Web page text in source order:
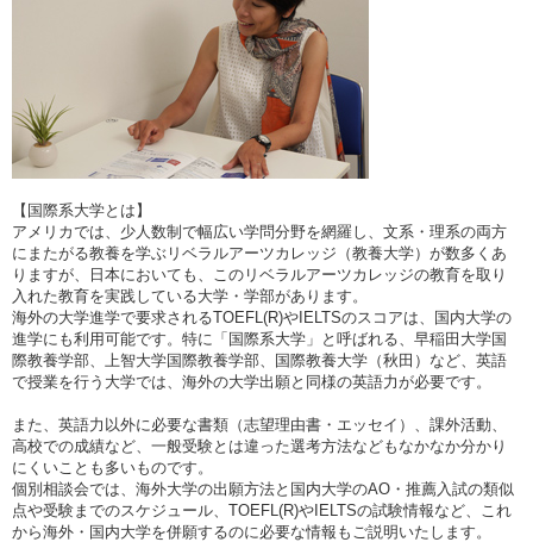
【国際系大学とは】
アメリカでは、少人数制で幅広い学問分野を網羅し、文系・理系の両方
にまたがる教養を学ぶリベラルアーツカレッジ（教養大学）が数多くあ
りますが、日本においても、このリベラルアーツカレッジの教育を取り
入れた教育を実践している大学・学部があります。
海外の大学進学で要求されるTOEFL(R)やIELTSのスコアは、国内大学の
進学にも利用可能です。特に「国際系大学」と呼ばれる、早稲田大学国
際教養学部、上智大学国際教養学部、国際教養大学（秋田）など、英語
で授業を行う大学では、海外の大学出願と同様の英語力が必要です。
また、英語力以外に必要な書類（志望理由書・エッセイ）、課外活動、
高校での成績など、一般受験とは違った選考方法などもなかなか分かり
にくいことも多いものです。
個別相談会では、海外大学の出願方法と国内大学のAO・推薦入試の類似
点や受験までのスケジュール、TOEFL(R)やIELTSの試験情報など、これ
から海外・国内大学を併願するのに必要な情報もご説明いたします。